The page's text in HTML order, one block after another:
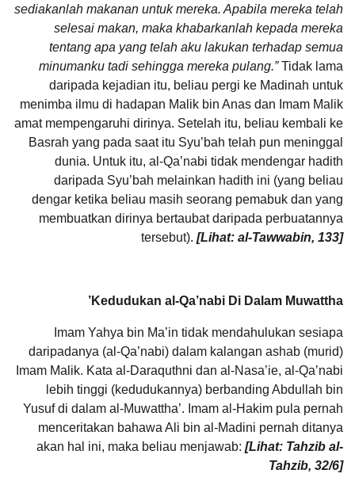
sediakanlah makanan untuk mereka. Apabila mereka telah
selesai makan, maka khabarkanlah kepada mereka
tentang apa yang telah aku lakukan terhadap semua
minumanku tadi sehingga mereka pulang.”Tidak lama
daripada kejadian itu, beliau pergi ke Madinah untuk
menimba ilmu di hadapan Malik bin Anas dan Imam Malik
amat mempengaruhi dirinya. Setelah itu, beliau kembali ke
Basrah yang pada saat itu Syu’bah telah pun meninggal
dunia. Untuk itu, al-Qa’nabi tidak mendengar hadith
daripada Syu’bah melainkan hadith ini (yang beliau
dengar ketika beliau masih seorang pemabuk dan yang
membuatkan dirinya bertaubat daripada perbuatannya
tersebut). [Lihat: al-Tawwabin, 133]
Kedudukan al-Qa’nabi Di Dalam Muwattha’
Imam Yahya bin Ma’in tidak mendahulukan sesiapa
daripadanya (al-Qa’nabi) dalam kalangan ashab (murid)
Imam Malik. Kata al-Daraquthni dan al-Nasa’ie, al-Qa’nabi
lebih tinggi (kedudukannya) berbanding Abdullah bin
Yusuf di dalam al-Muwattha’. Imam al-Hakim pula pernah
menceritakan bahawa Ali bin al-Madini pernah ditanya
akan hal ini, maka beliau menjawab: [Lihat: Tahzib al-
Tahzib, 32/6]